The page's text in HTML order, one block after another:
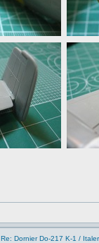
Re: Dornier Do-217 K-1 /